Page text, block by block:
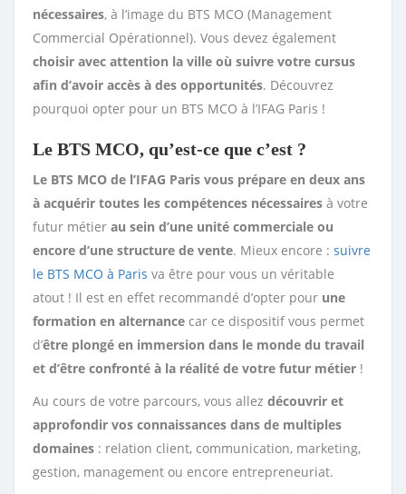
nécessaires, à l’image du BTS MCO (Management
Commercial Opérationnel). Vous devez également
choisir avec attention la ville où suivre votre cursus
afin d’avoir accès à des opportunités. Découvrez
pourquoi opter pour un BTS MCO à l’IFAG Paris !
Le BTS MCO, qu’est-ce que c’est ?
Le BTS MCO de l’IFAG Paris vous prépare en deux ans
à acquérir toutes les compétences nécessaires à votre
futur métier au sein d’une unité commerciale ou
encore d’une structure de vente. Mieux encore : suivre
le BTS MCO à Paris va être pour vous un véritable
atout ! Il est en effet recommandé d’opter pour une
formation en alternance car ce dispositif vous permet
d’être plongé en immersion dans le monde du travail
et d’être confronté à la réalité de votre futur métier !
Au cours de votre parcours, vous allez découvrir et
approfondir vos connaissances dans de multiples
domaines : relation client, communication, marketing,
gestion, management ou encore entrepreneuriat.